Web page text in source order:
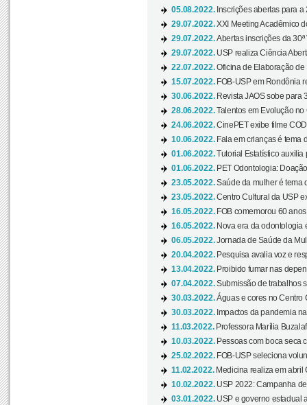
05.08.2022. Inscrições abertas para a
29.07.2022.XXI Meeting Acadêmico
29.07.2022.Abertas inscrições da 30ª
29.07.2022. USP realiza Ciência
22.07.2022.Oficina de Elaboração de
15.07.2022. FOB-USP em Rondônia
30.06.2022. Revista JAOS sobe para
28.06.2022.Talentos em Evolução no
24.06.2022.CinePET exibe filme
10.06.2022. Fala em crianças é tema
01.06.2022.Tutorial Estatístico auxilia
01.06.2022. PET Odontologia:
23.05.2022.Saúde da mulher é tema
23.05.2022.Centro Cultural da USP
16.05.2022. FOB comemorou 60
16.05.2022. Nova era da odontologia
06.05.2022.Jornada de Saúde da
20.04.2022. Pesquisa avalia voz e
13.04.2022. Proibido fumar nas
07.04.2022.Submissão de trabalhos
30.03.2022.Águas e cores no Centro
30.03.2022. Impactos da pandemia
11.03.2022. Professora Marília
10.03.2022. Pessoas com boca seca
25.02.2022. FOB-USP seleciona
11.02.2022. Medicina realiza em abril
10.02.2022. USP 2022: Campanha
03.01.2022. USP e governo estadual